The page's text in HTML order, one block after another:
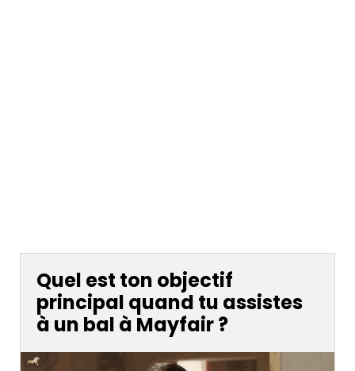
Quel est ton objectif
principal quand tu assistes
à un bal à Mayfair ?